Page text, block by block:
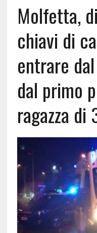
Molfetta,
chiavi di
entrare
dal primo
ragazza di